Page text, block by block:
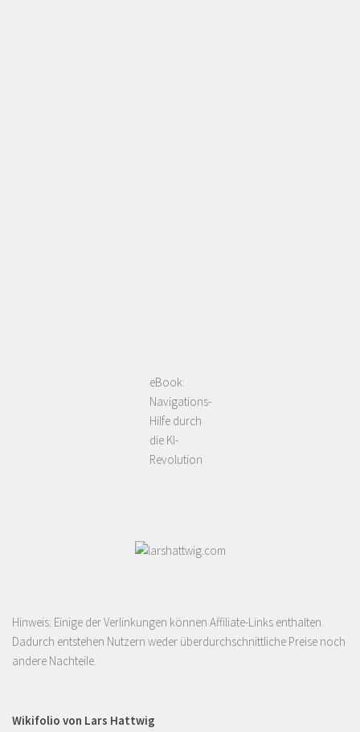
eBook:
Navigations-
Hilfe durch
die KI-
Revolution
Hinweis: Einige der Verlinkungen können Affiliate-Links enthalten.
Dadurch entstehen Nutzern weder überdurchschnittliche Preise noch
andere Nachteile.
Wikifolio von Lars Hattwig